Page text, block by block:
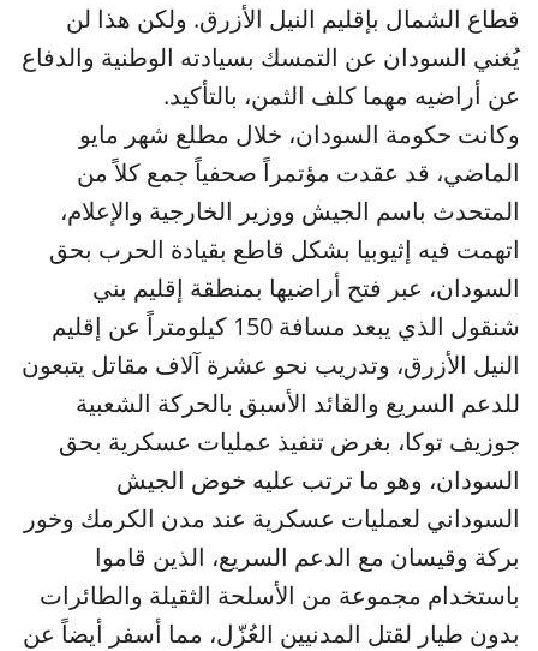
قطاع الشمال بإقليم النيل الأزرق. ولكن هذا لن
يُغني السودان عن التمسك بسيادته الوطنية والدفاع
عن أراضيه مهما كلف الثمن، بالتأكيد.
وكانت حكومة السودان، خلال مطلع شهر مايو
الماضي، قد عقدت مؤتمراً صحفياً جمع كلاً من
المتحدث باسم الجيش ووزير الخارجية والإعلام،
اتهمت فيه إثيوبيا بشكل قاطع بقيادة الحرب بحق
السودان، عبر فتح أراضيها بمنطقة إقليم بني
شنقول الذي يبعد مسافة 150 كيلومتراً عن إقليم
النيل الأزرق، وتدريب نحو عشرة آلاف مقاتل يتبعون
للدعم السريع والقائد الأسبق بالحركة الشعبية
جوزيف توكا، بغرض تنفيذ عمليات عسكرية بحق
السودان، وهو ما ترتب عليه خوض الجيش
السوداني لعمليات عسكرية عند مدن الكرمك وخور
بركة وقيسان مع الدعم السريع، الذين قاموا
باستخدام مجموعة من الأسلحة الثقيلة والطائرات
بدون طيار لقتل المدنيين العُزّل، مما أسفر أيضاً عن